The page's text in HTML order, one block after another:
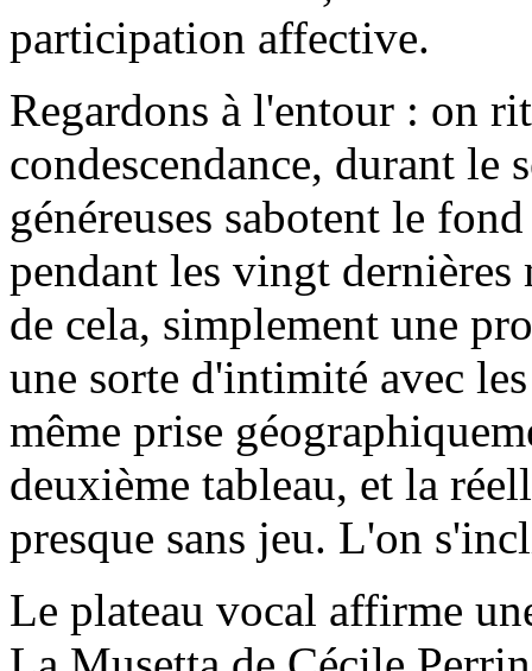
participation affective.
Regardons à l'entour : on
condescendance, durant le
généreuses sabotent le
pendant les vingt
de cela, simplement une
une sorte d'intimité avec
même prise
deuxième tableau, et la
presque sans jeu. L'on
Le plateau vocal affirme